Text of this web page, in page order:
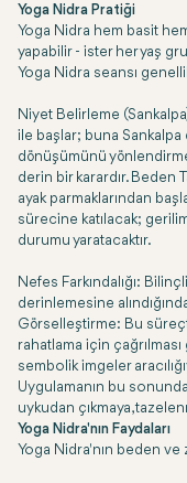
Yoga Nidra Pratiği
Yoga Nidra hem basit
yapabilir - ister her yaş
Yoga Nidra seansı
Niyet Belirleme
ile başlar; buna
dönüşümünü
derin bir karardır. Beden
ayak parmaklarından
sürecine katılacak;
durumu yaratacaktır.
Nefes Farkındalığı:
derinlemesine
Görselleştirme: Bu
rahatlama için
sembolik imgeler
Uygulamanın bu
uykudan çıkmaya,
Yoga Nidra'nın Faydaları
Yoga Nidra'nın beden ve